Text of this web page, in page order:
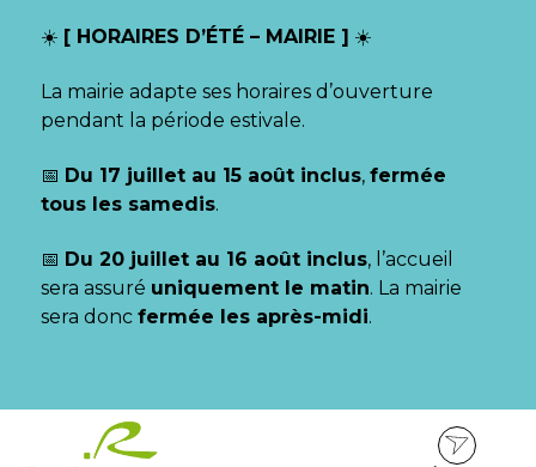
☀️ [ HORAIRES D’ÉTÉ – MAIRIE ] ☀️
La mairie adapte ses horaires d’ouverture
pendant la période estivale.
📅 Du 17 juillet au 15 août inclus, fermée
tous les samedis.
📅 Du 20 juillet au 16 août inclus, l’accueil
sera assuré uniquement le matin. La mairie
sera donc fermée les après-midi.